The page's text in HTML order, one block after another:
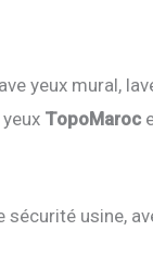
yeux mural,
TopoMaroc
usine,